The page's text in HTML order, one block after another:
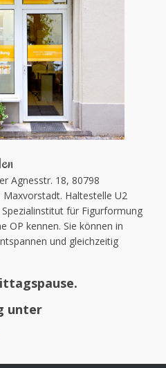
Agnesstr. 18, 80798
Haltestelle U2
für Figurformung
OP kennen. Sie können in
und gleichzeitig
unter